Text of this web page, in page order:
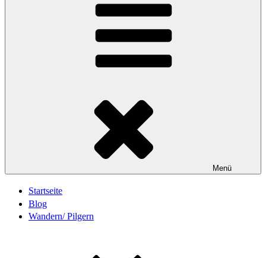
Menü
Startseite
Blog
Wandern/ Pilgern